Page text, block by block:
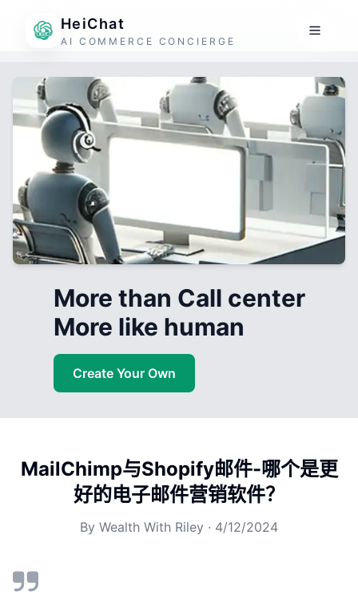
HeiChat
AI COMMERCE CONCIERGE
More than Call center
More like human
Create Your Own
MailChimp与Shopify邮件-哪个是更
好的电子邮件营销软件？
By Wealth With Riley · 4/12/2024